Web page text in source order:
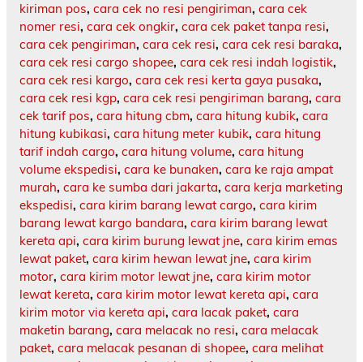
kiriman pos, cara cek no resi pengiriman, cara cek
nomer resi, cara cek ongkir, cara cek paket tanpa resi,
cara cek pengiriman, cara cek resi, cara cek resi baraka,
cara cek resi cargo shopee, cara cek resi indah logistik,
cara cek resi kargo, cara cek resi kerta gaya pusaka,
cara cek resi kgp, cara cek resi pengiriman barang, cara
cek tarif pos, cara hitung cbm, cara hitung kubik, cara
hitung kubikasi, cara hitung meter kubik, cara hitung
tarif indah cargo, cara hitung volume, cara hitung
volume ekspedisi, cara ke bunaken, cara ke raja ampat
murah, cara ke sumba dari jakarta, cara kerja marketing
ekspedisi, cara kirim barang lewat cargo, cara kirim
barang lewat kargo bandara, cara kirim barang lewat
kereta api, cara kirim burung lewat jne, cara kirim emas
lewat paket, cara kirim hewan lewat jne, cara kirim
motor, cara kirim motor lewat jne, cara kirim motor
lewat kereta, cara kirim motor lewat kereta api, cara
kirim motor via kereta api, cara lacak paket, cara
maketin barang, cara melacak no resi, cara melacak
paket, cara melacak pesanan di shopee, cara melihat